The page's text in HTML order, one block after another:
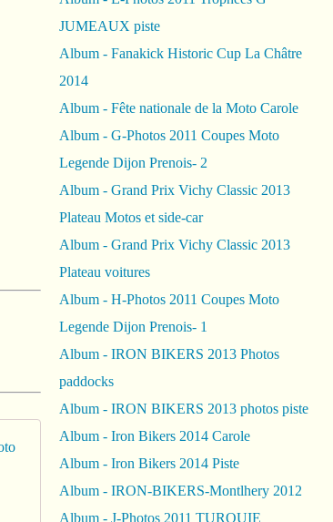
Album - 01 AAAA Bourse autos-motos
JUMEAUX piste
Album - Fanakick Historic Cup La Châtre
2014
Album - Fête nationale de la Moto Carole
Album - G-Photos 2011 Coupes Moto
Legende Dijon Prenois- 2
Album - Grand Prix Vichy Classic 2013
Plateau Motos et side-car
Album - Grand Prix Vichy Classic 2013
Plateau voitures
Album - H-Photos 2011 Coupes Moto
Legende Dijon Prenois- 1
Album - IRON BIKERS 2013 Photos
paddocks
Album - IRON BIKERS 2013 photos piste
Album - Iron Bikers 2014 Carole
Album - Iron Bikers 2014 Piste
Album - IRON-BIKERS-Montlhery 2012
Album - J-Photos 2011 TURQUIE